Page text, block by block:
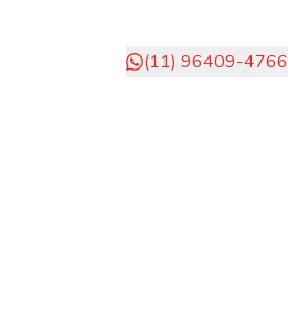
(11) 96409-4766